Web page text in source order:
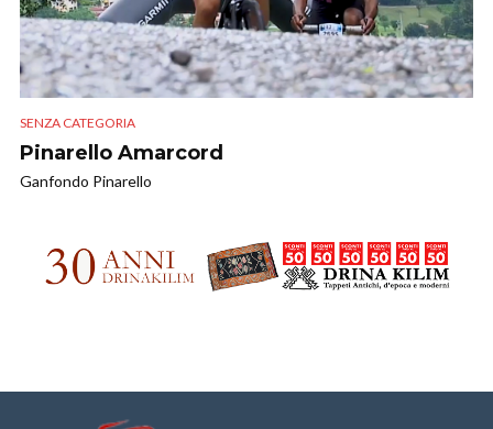
SENZA CATEGORIA
Pinarello Amarcord
Ganfondo Pinarello